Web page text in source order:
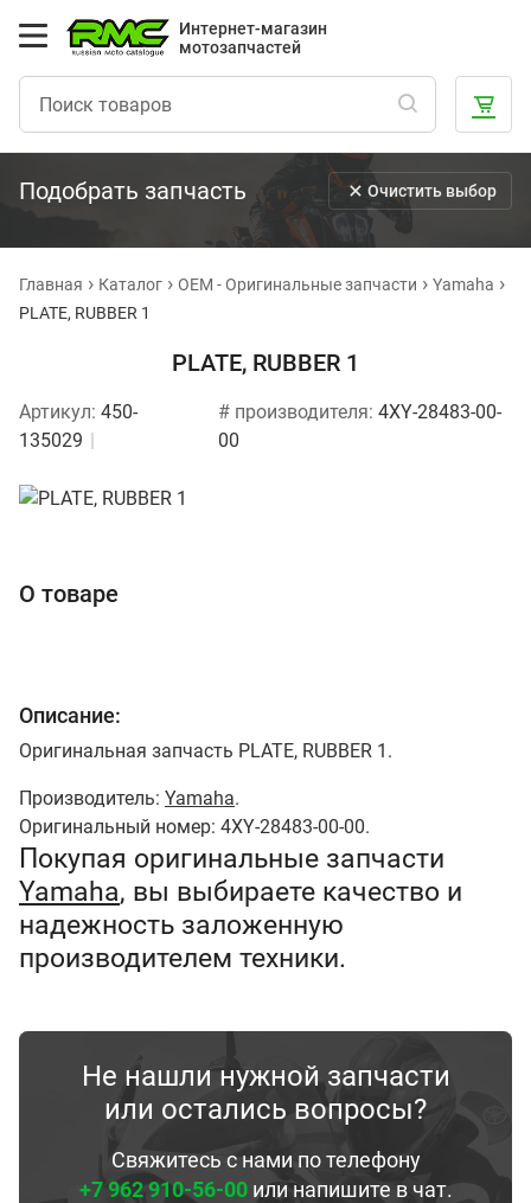
Интернет-магазин
мотозапчастей
Подобрать запчасть Очистить выбор
Главная Каталог OEM - Оригинальные запчасти
Yamaha
PLATE, RUBBER 1
PLATE, RUBBER 1
Артикул: 450-
135029
# производителя:4XY-28483-00-
00
О товаре
Описание:
Оригинальная запчасть PLATE, RUBBER 1.
Производитель: Yamaha.
Оригинальный номер: 4XY-28483-00-00.
Покупая оригинальные запчасти
Yamaha, вы выбираете качество и
надежность заложенную
производителем техники.
Не нашли нужной запчасти
или остались вопросы?
Свяжитесь с нами по телефону
+7 962 910-56-00или напишите в чат.